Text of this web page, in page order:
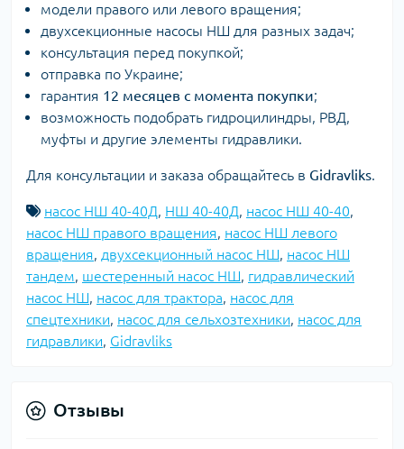
модели правого или левого вращения;
двухсекционные насосы НШ для разных задач;
консультация перед покупкой;
отправка по Украине;
гарантия 12 месяцев с момента покупки;
возможность подобрать гидроцилиндры, РВД,
муфты и другие элементы гидравлики.
Для консультации и заказа обращайтесь в Gidravliks.
насос НШ 40-40Д, НШ 40-40Д, насос НШ 40-40,
насос НШ правого вращения, насос НШ левого
вращения, двухсекционный насос НШ, насос НШ
тандем, шестеренный насос НШ, гидравлический
насос НШ, насос для трактора, насос для
спецтехники, насос для сельхозтехники, насос для
гидравлики, Gidravliks
Отзывы